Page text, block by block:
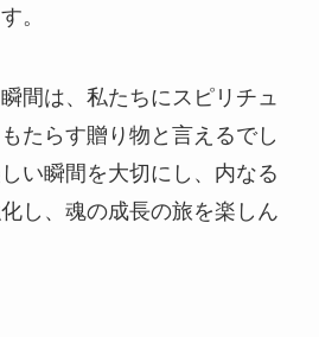
。
間は、私たちにスピリチュ
たらす贈り物と言えるでし
い瞬間を大切にし、内なる
し、魂の成長の旅を楽しん